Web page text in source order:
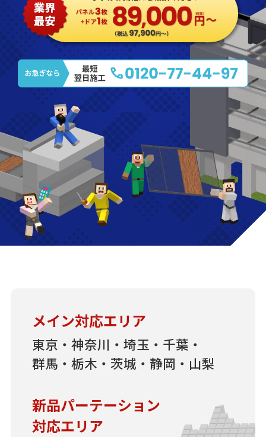
メイン対応エリア
東京・神奈川・埼玉・千葉・
群馬・栃木・茨城・静岡・山梨
新品パーテーション
対応エリア